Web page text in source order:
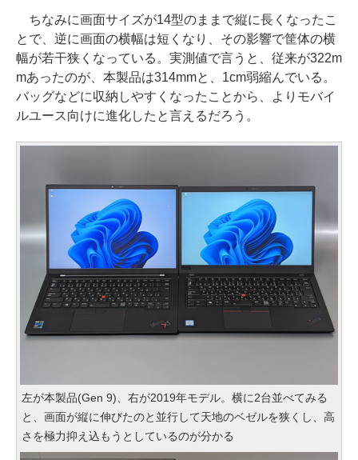
ちなみに画面サイズが14型のままで縦に長くなったこ
とで、逆に画面の横幅は短くなり、その影響で筐体の横
幅が若干狭くなっている。実測値で言うと、従来が322m
mあったのが、本製品は314mmと、1cm弱縮んでいる。
バッグなどに収納しやすくなったことから、よりモバイ
ルユース向けに進化したと言えるだろう。
左が本製品(Gen 9)、右が2019年モデル。横に2台並べてみる
と、画面が縦に伸びたのと並行して天地のベゼルを狭くし、高
さを極力抑え込もうとしているのが分かる